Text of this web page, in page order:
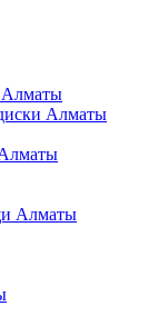
Алматы
Алматы
Алматы